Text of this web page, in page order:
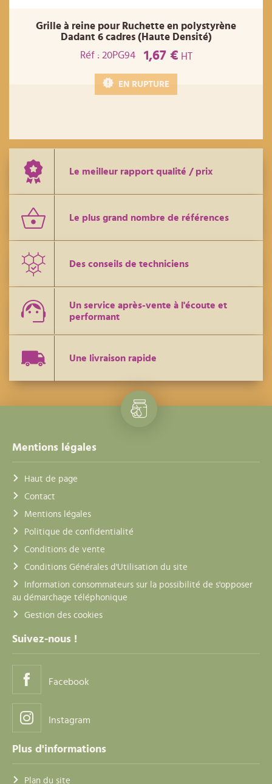
Grille à reine pour Ruchette en polystyrène
Dadant 6 cadres (Haute Densité)
Réf : 20PG94
1,67 € HT
EN RUPTURE
Le meilleur rapport qualité / prix
Le plus grand nombre de références
Des conseils de techniciens
Un service après-vente à l'écoute et
performant
Une livraison rapide
Mentions légales
Haut de page
Contact
Mentions légales
Politique de confidentialité
Conditions de vente
Conditions Générales d'Utilisation du site
Information consommateurs sur la possibilité de s'opposer
au démarchage téléphonique
Gestion des cookies
Suivez-nous !
Facebook
Instagram
Plus d'informations
Plan du site